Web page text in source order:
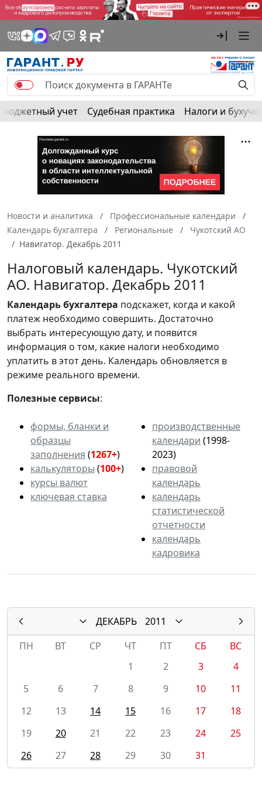
Бюджетный учет Судебная практика Налоги и
Новости и аналитика
Профессиональные календари
Календарь бухгалтера
Региональные
Чукотский АО
Навигатор. Декабрь 2011
Налоговый календарь. Чукотский
АО. Навигатор. Декабрь 2011
Календарьбухгалтера подскажет, когда и какой
платеж необходимо совершить. Достаточно
выбрать интересующую дату, и появится
информация о том, какие налоги необходимо
уплатить в этот день. Календарь обновляется в
режиме реального времени.
Полезные сервисы:
формы, бланки и
образцы
заполнения (1267+)
калькуляторы (100+)
курсы валют
ключевая ставка
производственные
календари (1998-
2023)
правовой
календарь
календарь
статистической
отчетности
календарь
кадровика
ДЕКАБРЬ
2011
ПН
ВТ СР ЧТ ПТ СБ
ВС
1
2 3
4
5
6 7 8 9 10
11
12
13 14 15 16 17
18
19
20 21 22 23 24
25
26
27 28 29 30 31